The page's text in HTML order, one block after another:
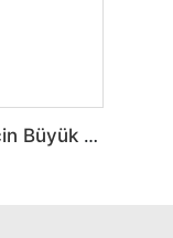
PVC PE PP PS ABS Plastik Kırma İçin Büyük Boy Kırma Makinesi